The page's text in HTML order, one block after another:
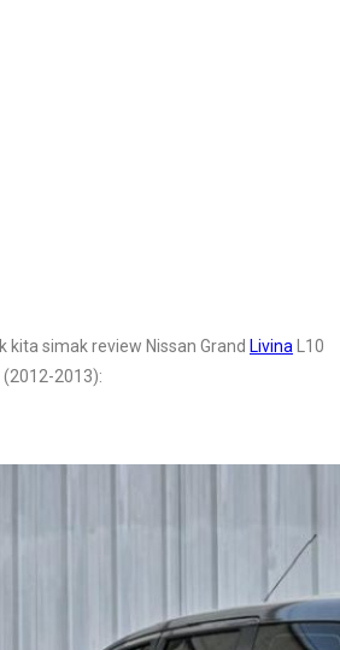
kita simak review Nissan Grand Livina L10
(2012-2013):